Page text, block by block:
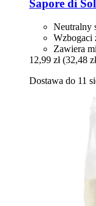
Sapore di
Neutralny
Wzbogaci
Zawiera
12,99 zł (32,48
Dostawa do 11